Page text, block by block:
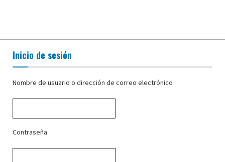
Inicio de sesión
Nombre de usuario o dirección de correo electrónico
Contraseña